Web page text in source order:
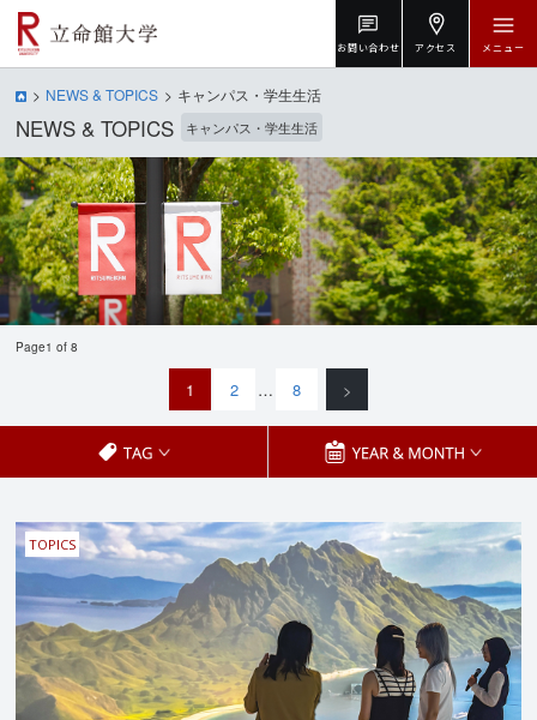
お問い合わせ アクセス メニュー
NEWS & TOPICS キャンパス・学生生活
NEWS & TOPICS キャンパス・学生生活
Page1 of 8
1 2 … 8 >
TOPICS